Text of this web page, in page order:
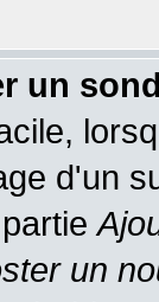
un
d'un
partie
un